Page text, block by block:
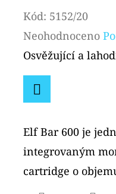
Kód: 5152/20
Průměrné
hodnocení
produktu
z
5
hvězdiček.
Neohodnoceno
Osvěžující a
Elf Bar 600 je
integrovaným
cartridge o